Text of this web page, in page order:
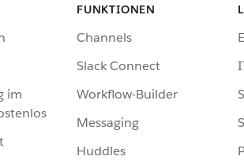
im
FUNKTIONEN
Channels
Slack Connect
Workflow-Builder
Messaging
Huddles